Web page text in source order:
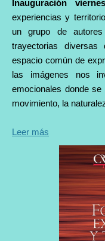
Inauguración
experiencias y
un grupo de
trayectorias
espacio común de
las imágenes nos
emocionales donde
movimiento, la
Leer más